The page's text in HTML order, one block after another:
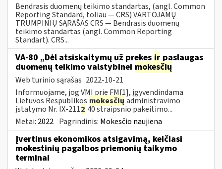
Bendrasis duomenų teikimo standartas, (angl. Common
Reporting Standard, toliau — CRS) VARTOJAMŲ
TRUMPINIŲ SĄRAŠAS CRS — Bendrasis duomenų
teikimo standartas (angl. Common Reporting
Standart). CRS...
VA-80 „Dėl atsiskaitymų už prekes ir paslaugas
duomenų teikimo valstybinei mokesčių
Web turinio sąrašas 2022-10-21
Informuojame, jog VMI prie FM[1], įgyvendindama
Lietuvos Respublikos mokesčių administravimo
įstatymo Nr. IX-2112 40 straipsnio pakeitimo...
Metai: 2022 Pagrindinis: Mokesčio naujiena
Įvertinus ekonomikos atsigavimą, keičiasi
mokestinių pagalbos priemonių taikymo
terminai